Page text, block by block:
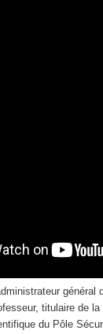
général
titulaire de
du Pôle